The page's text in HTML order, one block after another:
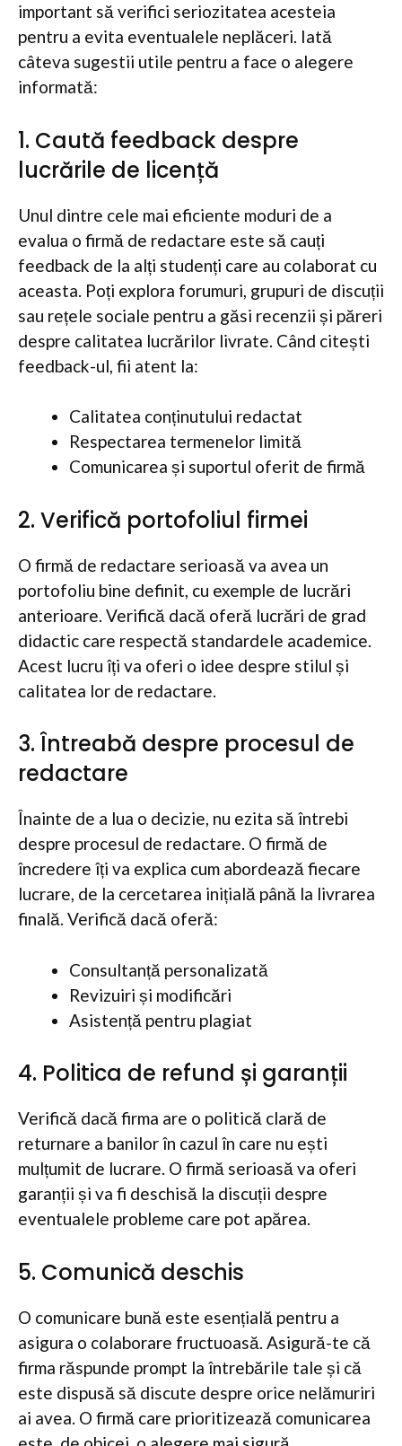
important să verifici seriozitatea acesteia
pentru a evita eventualele neplăceri. Iată
câteva sugestii utile pentru a face o alegere
informată:
1. Caută feedback despre
lucrările de licență
Unul dintre cele mai eficiente moduri de a
evalua o firmă de redactare este să cauți
feedback de la alți studenți care au colaborat cu
aceasta. Poți explora forumuri, grupuri de discuții
sau rețele sociale pentru a găsi recenzii și păreri
despre calitatea lucrărilor livrate. Când citești
feedback-ul, fii atent la:
Calitatea conținutului redactat
Respectarea termenelor limită
Comunicarea și suportul oferit de firmă
2. Verifică portofoliul firmei
O firmă de redactare serioasă va avea un
portofoliu bine definit, cu exemple de lucrări
anterioare. Verifică dacă oferă lucrări de grad
didactic care respectă standardele academice.
Acest lucru îți va oferi o idee despre stilul și
calitatea lor de redactare.
3. Întreabă despre procesul de
redactare
Înainte de a lua o decizie, nu ezita să întrebi
despre procesul de redactare. O firmă de
încredere îți va explica cum abordează fiecare
lucrare, de la cercetarea inițială până la livrarea
finală. Verifică dacă oferă:
Consultanță personalizată
Revizuiri și modificări
Asistență pentru plagiat
4. Politica de refund și garanții
Verifică dacă firma are o politică clară de
returnare a banilor în cazul în care nu ești
mulțumit de lucrare. O firmă serioasă va oferi
garanții și va fi deschisă la discuții despre
eventualele probleme care pot apărea.
5. Comunică deschis
O comunicare bună este esențială pentru a
asigura o colaborare fructuoasă. Asigură-te că
firma răspunde prompt la întrebările tale și că
este dispusă să discute despre orice nelămuriri
ai avea. O firmă care prioritizează comunicarea